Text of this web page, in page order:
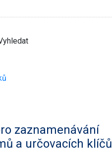
zaznamenávání
a určovacích klíčů